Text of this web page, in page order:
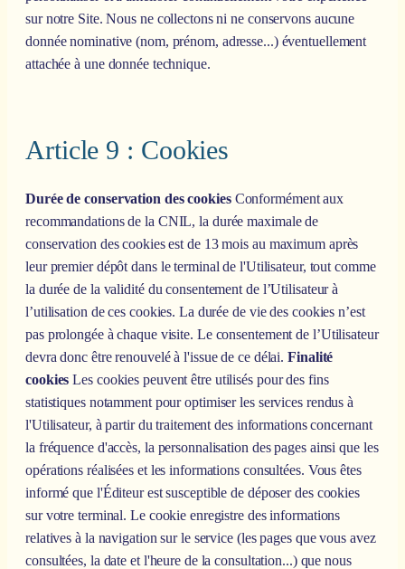
sur notre Site. Nous ne collectons ni ne conservons aucune
donnée nominative (nom, prénom, adresse...) éventuellement
attachée à une donnée technique.
Article 9 : Cookies
Durée de conservation des cookiesConformément aux
recommandations de la CNIL, la durée maximale de
conservation des cookies est de 13 mois au maximum après
leur premier dépôt dans le terminal de l'Utilisateur, tout comme
la durée de la validité du consentement de l’Utilisateur à
l’utilisation de ces cookies. La durée de vie des cookies n’est
pas prolongée à chaque visite. Le consentement de l’Utilisateur
devra donc être renouvelé à l'issue de ce délai.Finalité
cookies Les cookies peuvent être utilisés pour des fins
statistiques notamment pour optimiser les services rendus à
l'Utilisateur, à partir du traitement des informations concernant
la fréquence d'accès, la personnalisation des pages ainsi que les
opérations réalisées et les informations consultées. Vous êtes
informé que l'Éditeur est susceptible de déposer des cookies
sur votre terminal. Le cookie enregistre des informations
relatives à la navigation sur le service (les pages que vous avez
consultées, la date et l'heure de la consultation...) que nous